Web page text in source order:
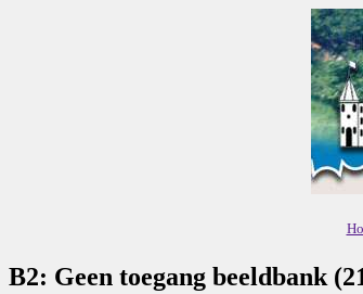
B2: Geen toegang beeldbank